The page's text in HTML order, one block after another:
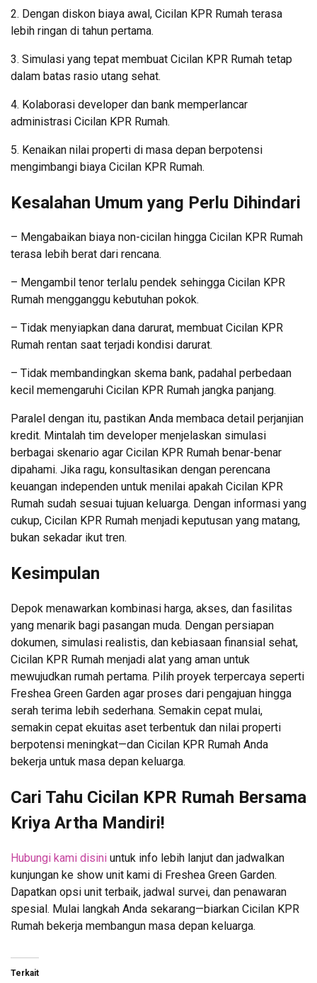
2. Dengan diskon biaya awal, Cicilan KPR Rumah terasa
lebih ringan di tahun pertama.
3. Simulasi yang tepat membuat Cicilan KPR Rumah tetap
dalam batas rasio utang sehat.
4. Kolaborasi developer dan bank memperlancar
administrasi Cicilan KPR Rumah.
5. Kenaikan nilai properti di masa depan berpotensi
mengimbangi biaya Cicilan KPR Rumah.
Kesalahan Umum yang Perlu Dihindari
– Mengabaikan biaya non-cicilan hingga Cicilan KPR Rumah
terasa lebih berat dari rencana.
– Mengambil tenor terlalu pendek sehingga Cicilan KPR
Rumah mengganggu kebutuhan pokok.
– Tidak menyiapkan dana darurat, membuat Cicilan KPR
Rumah rentan saat terjadi kondisi darurat.
– Tidak membandingkan skema bank, padahal perbedaan
kecil memengaruhi Cicilan KPR Rumah jangka panjang.
Paralel dengan itu, pastikan Anda membaca detail perjanjian
kredit. Mintalah tim developer menjelaskan simulasi
berbagai skenario agar Cicilan KPR Rumah benar-benar
dipahami. Jika ragu, konsultasikan dengan perencana
keuangan independen untuk menilai apakah Cicilan KPR
Rumah sudah sesuai tujuan keluarga. Dengan informasi yang
cukup, Cicilan KPR Rumah menjadi keputusan yang matang,
bukan sekadar ikut tren.
Kesimpulan
Depok menawarkan kombinasi harga, akses, dan fasilitas
yang menarik bagi pasangan muda. Dengan persiapan
dokumen, simulasi realistis, dan kebiasaan finansial sehat,
Cicilan KPR Rumah menjadi alat yang aman untuk
mewujudkan rumah pertama. Pilih proyek terpercaya seperti
Freshea Green Garden agar proses dari pengajuan hingga
serah terima lebih sederhana. Semakin cepat mulai,
semakin cepat ekuitas aset terbentuk dan nilai properti
berpotensi meningkat—dan Cicilan KPR Rumah Anda
bekerja untuk masa depan keluarga.
Cari Tahu Cicilan KPR Rumah Bersama
Kriya Artha Mandiri!
Hubungi kami disini untuk info lebih lanjut dan jadwalkan
kunjungan ke show unit kami di Freshea Green Garden.
Dapatkan opsi unit terbaik, jadwal survei, dan penawaran
spesial. Mulai langkah Anda sekarang—biarkan Cicilan KPR
Rumah bekerja membangun masa depan keluarga.
Terkait